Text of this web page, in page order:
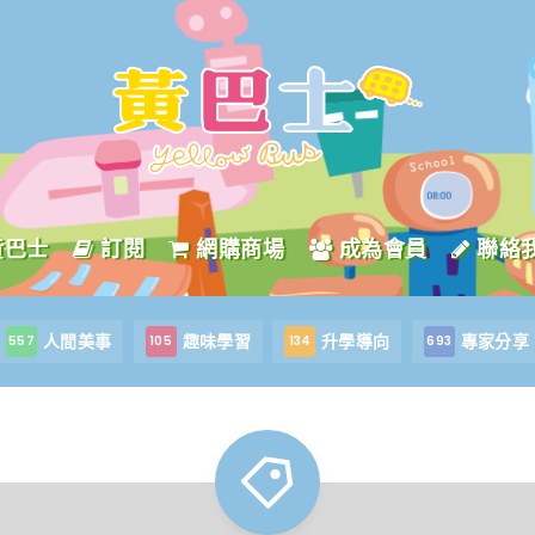
士 訂閱 網購商場 成為會員 聯絡
557 人間美事 105 趣味學習 134 升學導向 693 專家分享